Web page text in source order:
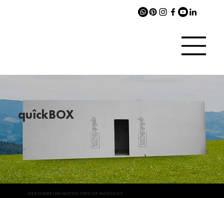
quîckBOX
DESCUBRE UN NUEVO TIPO DE MÓDULOS